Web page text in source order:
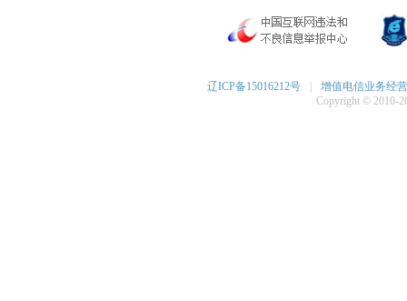
辽ICP备15016212号
增值电信业务经
Copyright © 2010-